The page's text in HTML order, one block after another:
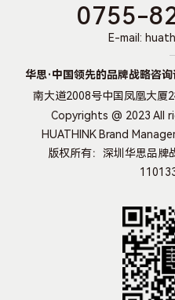
0755-
E-mail:
华思·中国领先的品牌战略咨询
南大道2008号中国凤凰大厦
Copyrights @ 2023 All
HUATHINK Brand
版权所有：深圳华思品牌